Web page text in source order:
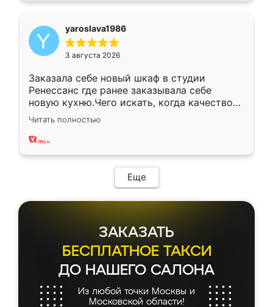
yaroslava1986
3 августа 2026
Заказала себе новый шкаф в студии
Ренессанс где ранее заказывала себе
новую кухню.Чего искать, когда качеством
вполне довольна. Служит кухня уже почти
два года, нареканий нет.
Читать полностью
Еще
ЗАКАЗАТЬ
БЕСПЛАТНОЕ ТАКСИ
ДО НАШЕГО САЛОНА
Из любой точки Москвы и
Московской области!